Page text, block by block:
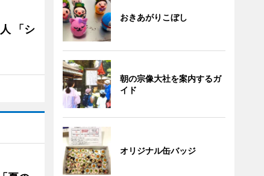
「シ
おきあがりこぼし
朝の宗像大社を案内するガ
イド
オリジナル缶バッジ